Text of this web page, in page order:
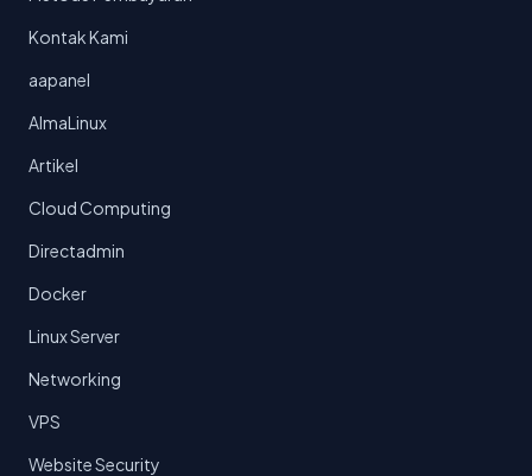
Kontak Kami
aapanel
AlmaLinux
Artikel
Cloud Computing
Directadmin
Docker
Linux Server
Networking
VPS
Website Security